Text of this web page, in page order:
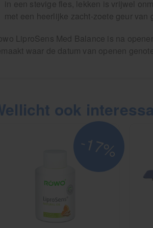
in een stevige fles, lekken is vrijwel
met een heerlijke zacht-zoete geur van
LiproSens Med Balance is na
waar de datum van openen
ook
-17%